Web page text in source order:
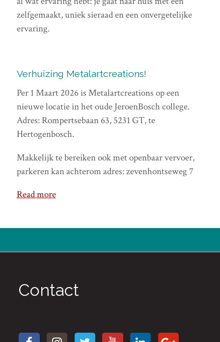
zelfgemaakt, uniek sieraad en een onvergetelijke
ervaring.
Verhuizing Metalartcreations!
Per 1 Maart 2026 is Metalartcreations op een
nieuwe locatie in het oude JeroenBosch college.
Adres: Rompertsebaan 63, 5231 GT, te
Hertogenbosch.
Makkelijk te bereiken ook met openbaar vervoer,
parkeren kan achterom adres: zevenhontseweg 7
Read more
Contact